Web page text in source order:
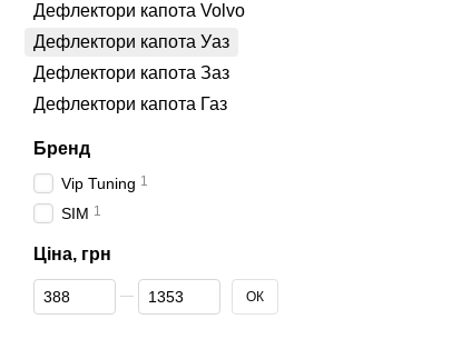
Дефлектори капота Volvo
Дефлектори капота Уаз
Дефлектори капота Заз
Дефлектори капота Газ
Бренд
Vip Tuning 1
SIM 1
Ціна, грн
Від Ціна, грн
До Ціна, грн ОК